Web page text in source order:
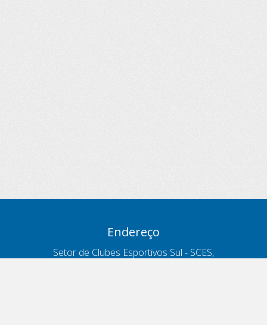
Endereço
Setor de Clubes Esportivos Sul - SCES,